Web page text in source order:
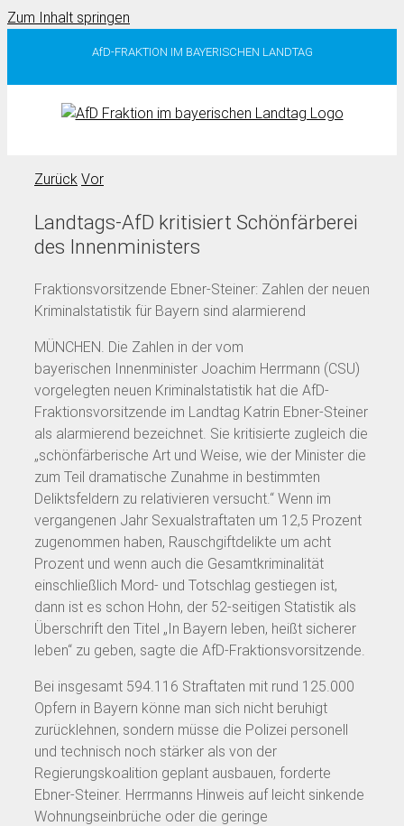
Zum Inhalt springen
AfD-FRAKTION IM BAYERISCHEN LANDTAG
Zurück Vor
Landtags-AfD kritisiert Schönfärberei
des Innenministers
Fraktionsvorsitzende Ebner-Steiner: Zahlen der neuen
Kriminalstatistik für Bayern sind alarmierend
MÜNCHEN. Die Zahlen in der vom
bayerischen Innenminister Joachim Herrmann (CSU)
vorgelegten neuen Kriminalstatistik hat die AfD-
Fraktionsvorsitzende im Landtag Katrin Ebner-Steiner
als alarmierend bezeichnet. Sie kritisierte zugleich die
„schönfärberische Art und Weise, wie der Minister die
zum Teil dramatische Zunahme in bestimmten
Deliktsfeldern zu relativieren versucht.“ Wenn im
vergangenen Jahr Sexualstraftaten um 12,5 Prozent
zugenommen haben, Rauschgiftdelikte um acht
Prozent und wenn auch die Gesamtkriminalität
einschließlich Mord- und Totschlag gestiegen ist,
dann ist es schon Hohn, der 52-seitigen Statistik als
Überschrift den Titel „In Bayern leben, heißt sicherer
leben“ zu geben, sagte die AfD-Fraktionsvorsitzende.
Bei insgesamt 594.116 Straftaten mit rund 125.000
Opfern in Bayern könne man sich nicht beruhigt
zurücklehnen, sondern müsse die Polizei personell
und technisch noch stärker als von der
Regierungskoalition geplant ausbauen, forderte
Ebner-Steiner. Herrmanns Hinweis auf leicht sinkende
Wohnungseinbrüche oder die geringe